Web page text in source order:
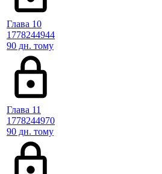
Глава 10
1778244944
90 дн. тому
Глава 11
1778244970
90 дн. тому